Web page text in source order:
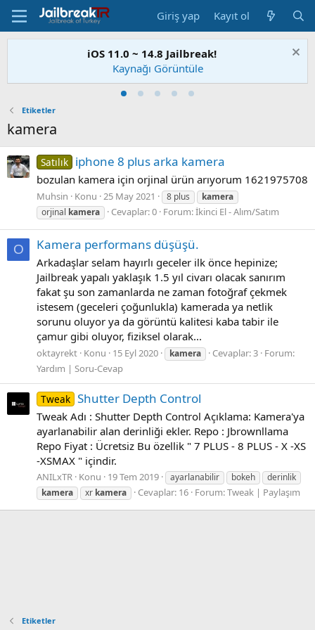
Giriş yap Kayıt ol
iOS 11.0 ~ 14.8 Jailbreak!
Kaynağı Görüntüle
Etiketler
kamera
Satılık iphone 8 plus arka kamera
bozulan kamera için orjinal ürün arıyorum 1621975708
Muhsin Konu 25 May 2021 8 plus
kamera
orjinal kamera Cevaplar: 0 Forum:İkinci El - Alım/Satım
O Kamera performans düşüşü.
Arkadaşlar selam hayırlı geceler ilk önce hepinize;
Jailbreak yapalı yaklaşık 1.5 yıl civarı olacak sanırım
fakat şu son zamanlarda ne zaman fotoğraf çekmek
istesem (geceleri çoğunlukla) kamerada ya netlik
sorunu oluyor ya da görüntü kalitesi kaba tabir ile
çamur gibi oluyor, fiziksel olarak...
oktayrekt Konu 15 Eyl 2020 kamera Cevaplar: 3 Forum:
Yardım | Soru-Cevap
Tweak Shutter Depth Control
Tweak Adı : Shutter Depth Control Açıklama: Kamera'ya
ayarlanabilir alan derinliği ekler. Repo : Jbrownllama
Repo Fiyat : Ücretsiz Bu özellik " 7 PLUS - 8 PLUS - X -XS
-XSMAX " içindir.
ANILxTR Konu 19 Tem 2019 ayarlanabilir bokeh
derinlik
kamera
xr kamera Cevaplar: 16 Forum:Tweak | Paylaşım
Etiketler